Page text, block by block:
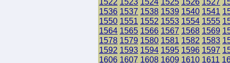
1536 1537 1538 1539 1540 1541
1550 1551 1552 1553 1554 1555
1564 1565 1566 1567 1568 1569
1578 1579 1580 1581 1582 1583
1592 1593 1594 1595 1596 1597
1606 1607 1608 1609 1610 1611